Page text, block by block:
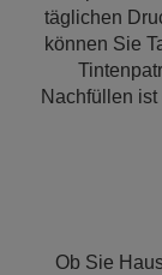
täglichen
können Sie
Nachfüllen
Ob Sie